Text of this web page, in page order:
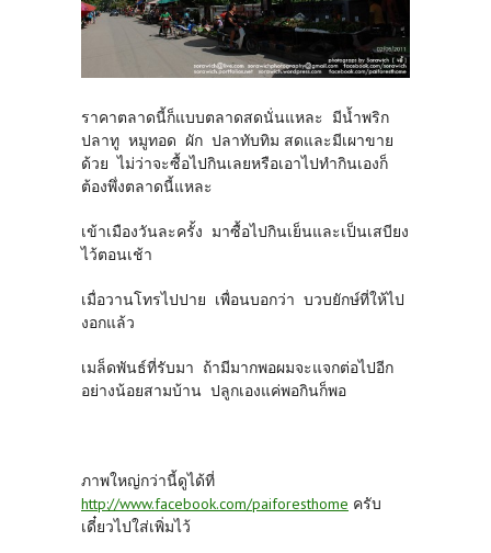
ราคาตลาดนี้ก็แบบตลาดสดนั่นแหละ มีน้ำพริก
ปลาทู หมูทอด ผัก ปลาทับทิม สดและมีเผาขาย
ด้วย ไม่ว่าจะซื้อไปกินเลยหรือเอาไปทำกินเองก็
ต้องพึ่งตลาดนี้แหละ
เข้าเมืองวันละครั้ง มาซื้อไปกินเย็นและเป็นเสบียง
ไว้ตอนเช้า
เมื่อวานโทรไปปาย เพื่อนบอกว่า บวบยักษ์ที่ให้ไป
งอกแล้ว
เมล็ดพันธ์ที่รับมา ถ้ามีมากพอผมจะแจกต่อไปอีก
อย่างน้อยสามบ้าน ปลูกเองแค่พอกินก็พอ
ภาพใหญ่กว่านี้ดูได้ที่
http://www.facebook.com/paiforesthome ครับ
เดี๋ยวไปใส่เพิ่มไว้